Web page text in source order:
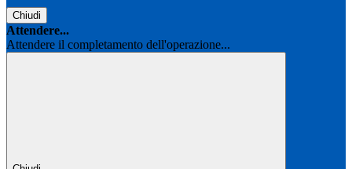
Chiudi
Attendere...
Attendere il completamento dell'operazione...